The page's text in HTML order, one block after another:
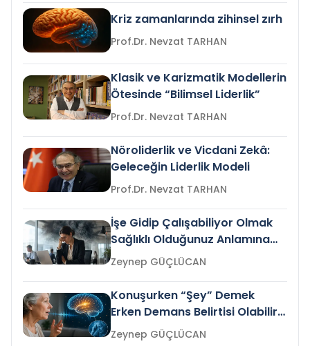
Kriz zamanlarında zihinsel zırh
Prof.Dr. Nevzat TARHAN
Klasik ve Karizmatik Modellerin
Ötesinde “Bilimsel Liderlik”
Prof.Dr. Nevzat TARHAN
Nöroliderlik ve Vicdani Zekâ:
Geleceğin Liderlik Modeli
Prof.Dr. Nevzat TARHAN
İşe Gidip Çalışabiliyor Olmak
Sağlıklı Olduğunuz Anlamına
Gelir mi?Zeynep GÜÇLÜCAN
Konuşurken “Şey” Demek
Erken Demans Belirtisi Olabilir
mi?
Zeynep GÜÇLÜCAN